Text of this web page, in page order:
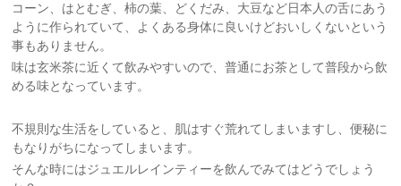
コーン、はとむぎ、柿の葉、どくだみ、大豆など日本人の舌にあう
ように作られていて、よくある身体に良いけどおいしくないという
事もありません。
味は玄米茶に近くて飲みやすいので、普通にお茶として普段から飲
める味となっています。
不規則な生活をしていると、肌はすぐ荒れてしまいますし、便秘に
もなりがちになってしまいます。
そんな時にはジュエルレインティーを飲んでみてはどうでしょう